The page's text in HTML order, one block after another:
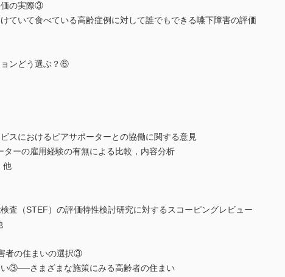
価の実際③
ていて食べている高齢症例に対して誰でもできる嚥下障害の評価
ンどう選ぶ？⑥
スにおけるピアサポーターとの協働に関する意見
ーの雇用経験の有無による比較，内容分析
他
査（STEF）の評価特性検討研究に対するスコーピングレビュー
者の住まいの選択③
③──さまざまな施策にみる高齢者の住まい